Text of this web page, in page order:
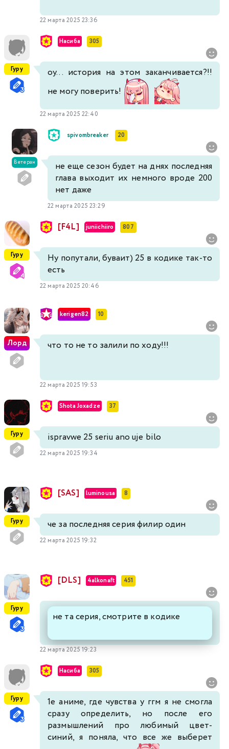
22 марта 2025 23:36
Гуру
Насиба 305
оу... история на этом заканчивается?!!
не могу поверить!
22 марта 2025 22:40
Ветеран
spivombreaker 20
не еще сезон будет на днях последняя
глава выходит их немного вроде 200
нет даже
22 марта 2025 23:29
Гуру
[F4L] juniichiiro 807
Ну попутали, буваит) 25 в кодике так-то
есть
22 марта 2025 20:46
Лорд
kerigen82 10
что то не то залили по ходу!!!
22 марта 2025 19:53
Гуру
Shota Joxadze 37
ispravwe 25 seriu ano uje bilo
22 марта 2025 19:34
Гуру
[SAS] luminousa 8
че за последняя серия филир один
22 марта 2025 19:32
Гуру
[DLS] 4alkonaft 451
не та серия, смотрите в кодике
22 марта 2025 19:23
Гуру
Насиба 305
1е аниме, где чувства у ггм я не смогла
сразу определить, но после его
размышлений про любимый цвет-
синий, я поняла, что все же выберет